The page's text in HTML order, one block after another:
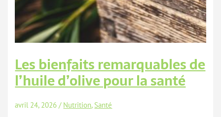
Les bienfaits remarquables de
l’huile d’olive pour la santé
avril 24, 2026/ Nutrition, Santé